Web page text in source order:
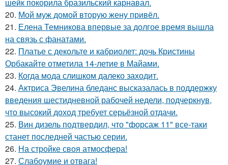
20. Мой муж домой вторую жену привёл.
21. Елена Темникова впервые за долгое время вышла
на связь с фанатами.
22. Платье с декольте и кабриолет: дочь Кристины
Орбакайте отметила 14-летие в Майами.
23. Когда мода слишком далеко заходит.
24. Актриса Эвелина бледанс высказалась в поддержку
введения шестидневной рабочей недели, подчеркнув,
что высокий доход требует серьёзной отдачи.
25. Вин дизель подтвердил, что "форсаж 11" все-таки
станет последней частью серии.
26. На стройке своя атмосфера!
27. Слабоумие и отвага!